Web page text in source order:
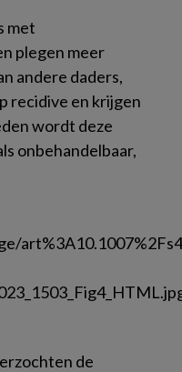
met
plegen meer
andere daders,
recidive en krijgen
wordt deze
onbehandelbaar,
de